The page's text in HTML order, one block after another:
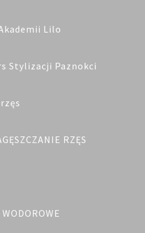
Lilo
Stylizacji Paznokci
RZĘS